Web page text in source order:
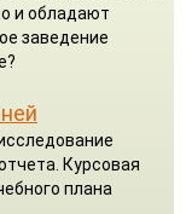
и обладают
заведение
Курсовая
плана